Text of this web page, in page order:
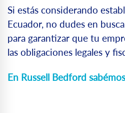
Si estás considerando
Ecuador, no dudes en
para garantizar que tu
las obligaciones legales y
En Russell Bedford